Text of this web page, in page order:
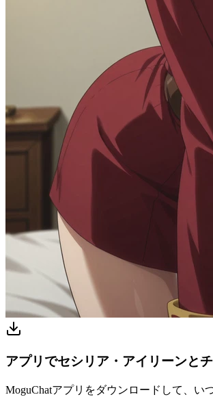
アプリでセシリア・アイリーンと
MoguChatアプリをダウンロードして、い